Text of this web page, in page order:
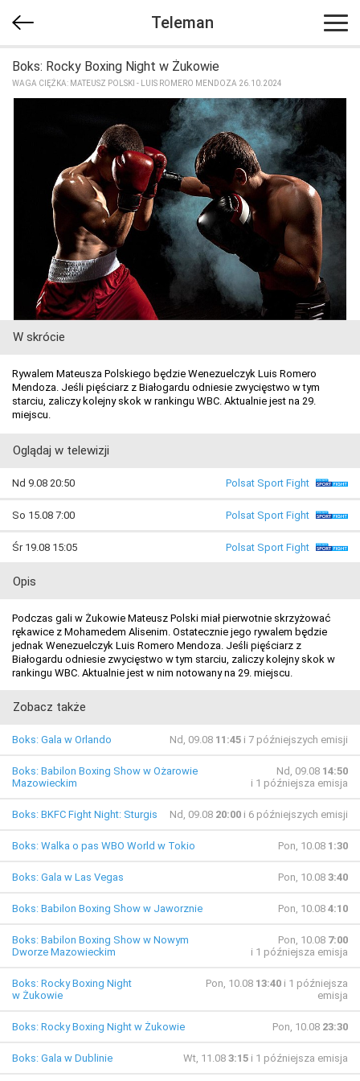
Teleman
Boks: Rocky Boxing Night w Żukowie
WAGA CIĘŻKA: MATEUSZ POLSKI - LUIS ROMERO MENDOZA 26.10.2024
W skrócie
Rywalem Mateusza Polskiego będzie Wenezuelczyk Luis Romero
Mendoza. Jeśli pięściarz z Białogardu odniesie zwycięstwo w tym
starciu, zaliczy kolejny skok w rankingu WBC. Aktualnie jest na 29.
miejscu.
Oglądaj w telewizji
Nd 9.08 20:50 Polsat Sport Fight
So 15.08 7:00 Polsat Sport Fight
Śr 19.08 15:05 Polsat Sport Fight
Opis
Podczas gali w Żukowie Mateusz Polski miał pierwotnie skrzyżować
rękawice z Mohamedem Alisenim. Ostatecznie jego rywalem będzie
jednak Wenezuelczyk Luis Romero Mendoza. Jeśli pięściarz z
Białogardu odniesie zwycięstwo w tym starciu, zaliczy kolejny skok w
rankingu WBC. Aktualnie jest w nim notowany na 29. miejscu.
Zobacz także
Boks: Gala w Orlando Nd, 09.08 11:45 i 7 późniejszych emisji
Boks: Babilon Boxing Show w Ożarowie
Mazowieckim
Nd, 09.08 14:50
i 1 późniejsza emisja
Boks: BKFC Fight Night: Sturgis Nd, 09.08 20:00 i 6 późniejszych emisji
Boks: Walka o pas WBO World w Tokio Pon, 10.08 1:30
Boks: Gala w Las Vegas Pon, 10.08 3:40
Boks: Babilon Boxing Show w Jaworznie Pon, 10.08 4:10
Boks: Babilon Boxing Show w Nowym
Dworze Mazowieckim
Pon, 10.08 7:00
i 1 późniejsza emisja
Boks: Rocky Boxing Night
w Żukowie
Pon, 10.08 13:40 i 1 późniejsza
emisja
Boks: Rocky Boxing Night w Żukowie Pon, 10.08 23:30
Boks: Gala w Dublinie Wt, 11.08 3:15 i 1 późniejsza emisja